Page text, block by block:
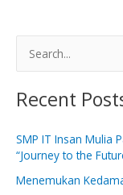
a
c
h
f
Recent
SMP IT Insan Mulia
“Journey to the
Menemukan